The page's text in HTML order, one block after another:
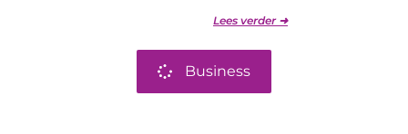
Lees verder ➜
Business